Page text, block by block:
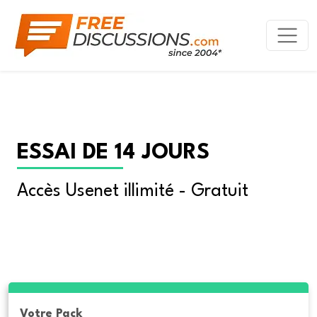
ESSAI DE 14 JOURS
Accès Usenet illimité - Gratuit
Votre Pack